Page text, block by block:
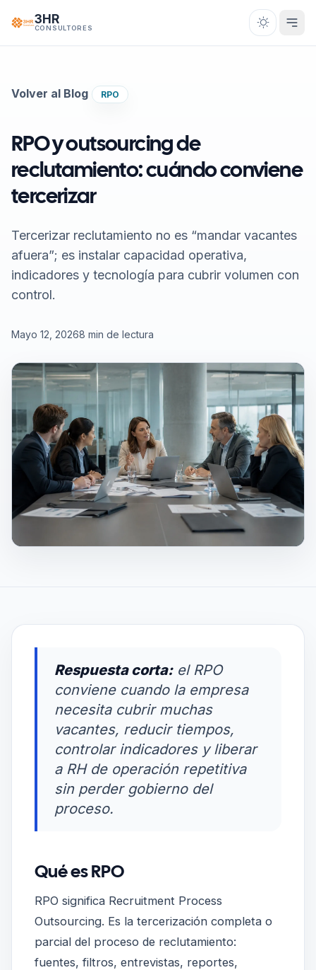
3HR
CONSULTORES
Volver al Blog RPO
RPO y outsourcing de
reclutamiento: cuándo conviene
tercerizar
Tercerizar reclutamiento no es “mandar vacantes
afuera”; es instalar capacidad operativa,
indicadores y tecnología para cubrir volumen con
control.
Mayo 12, 20268 min de lectura
Respuesta corta:el RPO
conviene cuando la empresa
necesita cubrir muchas
vacantes, reducir tiempos,
controlar indicadores y liberar
a RH de operación repetitiva
sin perder gobierno del
proceso.
Qué es RPO
RPO significa Recruitment Process
Outsourcing. Es la tercerización completa o
parcial del proceso de reclutamiento:
fuentes, filtros, entrevistas, reportes,